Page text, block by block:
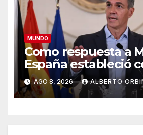
MUNDO
Como respuesta a
España estableció
fronterizos a
Italia
AGO 8, 2026 ALBERTO